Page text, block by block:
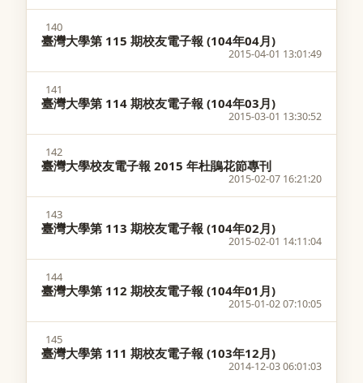
140
臺灣大學第 115 期校友電子報 (104年04月)
2015-04-01 13:01:49
141
臺灣大學第 114 期校友電子報 (104年03月)
2015-03-01 13:30:52
142
臺灣大學校友電子報 2015 年杜鵑花節專刊
2015-02-07 16:21:20
143
臺灣大學第 113 期校友電子報 (104年02月)
2015-02-01 14:11:04
144
臺灣大學第 112 期校友電子報 (104年01月)
2015-01-02 07:10:05
145
臺灣大學第 111 期校友電子報 (103年12月)
2014-12-03 06:01:03